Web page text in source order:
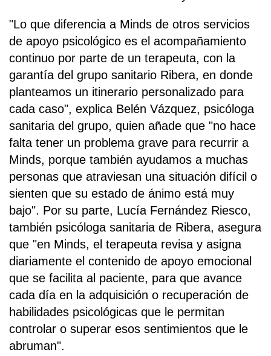
"Lo que diferencia a Minds de otros servicios
de apoyo psicológico es el acompañamiento
continuo por parte de un terapeuta, con la
garantía del grupo sanitario Ribera, en donde
planteamos un itinerario personalizado para
cada caso", explica Belén Vázquez, psicóloga
sanitaria del grupo, quien añade que "no hace
falta tener un problema grave para recurrir a
Minds, porque también ayudamos a muchas
personas que atraviesan una situación difícil o
sienten que su estado de ánimo está muy
bajo". Por su parte, Lucía Fernández Riesco,
también psicóloga sanitaria de Ribera, asegura
que "en Minds, el terapeuta revisa y asigna
diariamente el contenido de apoyo emocional
que se facilita al paciente, para que avance
cada día en la adquisición o recuperación de
habilidades psicológicas que le permitan
controlar o superar esos sentimientos que le
abruman".